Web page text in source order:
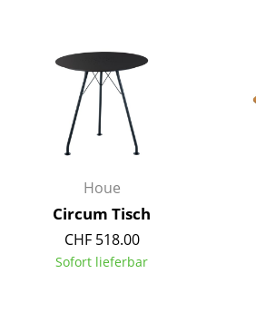
... alle Tische
Aufbewahren
Regale & Schränke
Wandregale
Sideboards & Kommoden
Houe
Circum Tisch
CHF 518.00
Sofort lieferbar